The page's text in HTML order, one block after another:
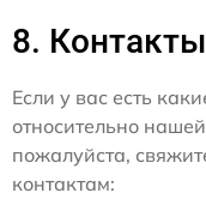
8. Контакты
Если у вас есть
относительно
пожалуйста,
контактам: